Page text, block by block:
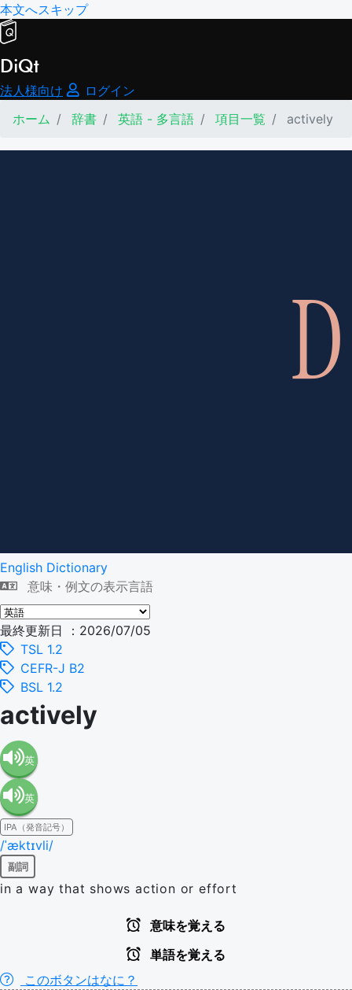
本文へスキップ
DiQt
法人様向け
ログイン
ホーム
辞書 英語 - 多言語 項目一覧 actively
English Dictionary
意味・例文の表示言語
最終更新日 ：2026/07/05
TSL 1.2
CEFR-J B2
BSL 1.2
actively
英
語（米
国）
(en-US)
英
語（イ
ギリ
IPA（発音記号）
/ˈæktɪvli/
副詞
in a way that shows action or effort
意味を覚える
単語を覚える
このボタンはなに？